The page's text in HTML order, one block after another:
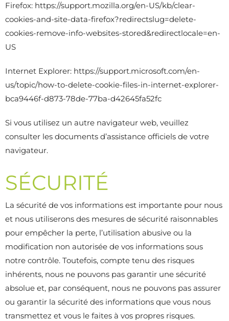
Firefox: https://support.mozilla.org/en-US/kb/clear-
cookies-and-site-data-firefox?redirectslug=delete-
cookies-remove-info-websites-stored&redirectlocale=en-
US
Internet Explorer: https://support.microsoft.com/en-
us/topic/how-to-delete-cookie-files-in-internet-explorer-
bca9446f-d873-78de-77ba-d42645fa52fc
Si vous utilisez un autre navigateur web, veuillez
consulter les documents d’assistance officiels de votre
navigateur.
SÉCURITÉ
La sécurité de vos informations est importante pour nous
et nous utiliserons des mesures de sécurité raisonnables
pour empêcher la perte, l’utilisation abusive ou la
modification non autorisée de vos informations sous
notre contrôle. Toutefois, compte tenu des risques
inhérents, nous ne pouvons pas garantir une sécurité
absolue et, par conséquent, nous ne pouvons pas assurer
ou garantir la sécurité des informations que vous nous
transmettez et vous le faites à vos propres risques.